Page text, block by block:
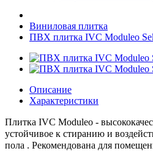
Виниловая плитка
ПВХ плитка IVC Moduleo
Описание
Характеристики
Плитка IVC Moduleo -
устойчивое к стиранию и
пола . Рекомендована для